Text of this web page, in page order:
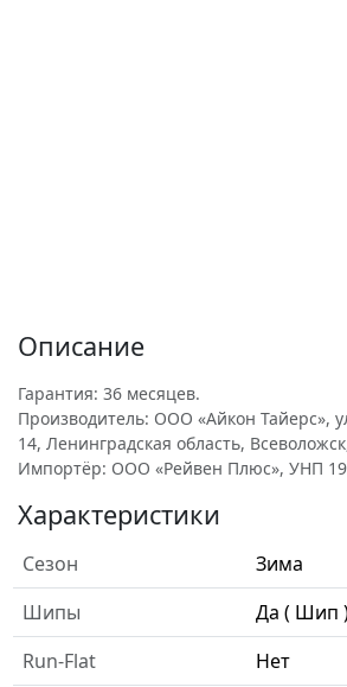
Описание
Гарантия: 36 месяцев.
Производитель: ООО «Айкон Тайерс»,
14, Ленинградская область,
Импортёр: ООО «Рейвен Плюс», УНП
Характеристики
Сезон
Зима
Шипы
Да ( Шип
Run-Flat
Нет